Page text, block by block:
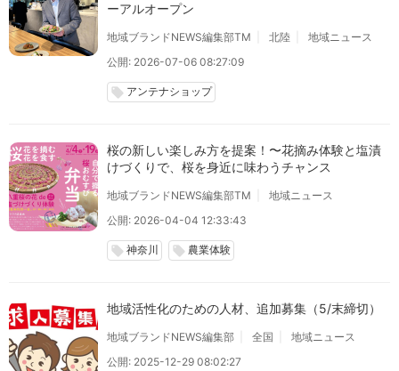
ーアルオープン
地域ブランドNEWS編集部TM 北陸
地域ニュース
公開: 2026-07-06 08:27:09
local_offer アンテナショップ
桜の新しい楽しみ方を提案！〜花摘み体験と塩漬
けづくりで、桜を身近に味わうチャンス
地域ブランドNEWS編集部TM
地域ニュース
公開: 2026-04-04 12:33:43
local_offer 神奈川 local_offer 農業体験
地域活性化のための人材、追加募集（5/末締切）
地域ブランドNEWS編集部 全国
地域ニュース
公開: 2025-12-29 08:02:27